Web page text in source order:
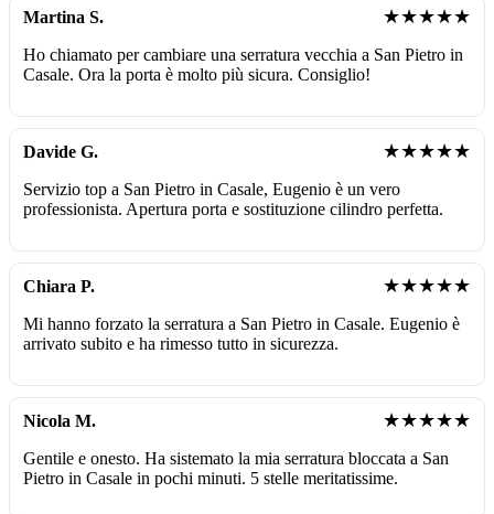
Martina S. ★★★★★
Ho chiamato per cambiare una serratura vecchia a San Pietro in
Casale. Ora la porta è molto più sicura. Consiglio!
Davide G. ★★★★★
Servizio top a San Pietro in Casale, Eugenio è un vero
professionista. Apertura porta e sostituzione cilindro perfetta.
Chiara P. ★★★★★
Mi hanno forzato la serratura a San Pietro in Casale. Eugenio è
arrivato subito e ha rimesso tutto in sicurezza.
Nicola M. ★★★★★
Gentile e onesto. Ha sistemato la mia serratura bloccata a San
Pietro in Casale in pochi minuti. 5 stelle meritatissime.